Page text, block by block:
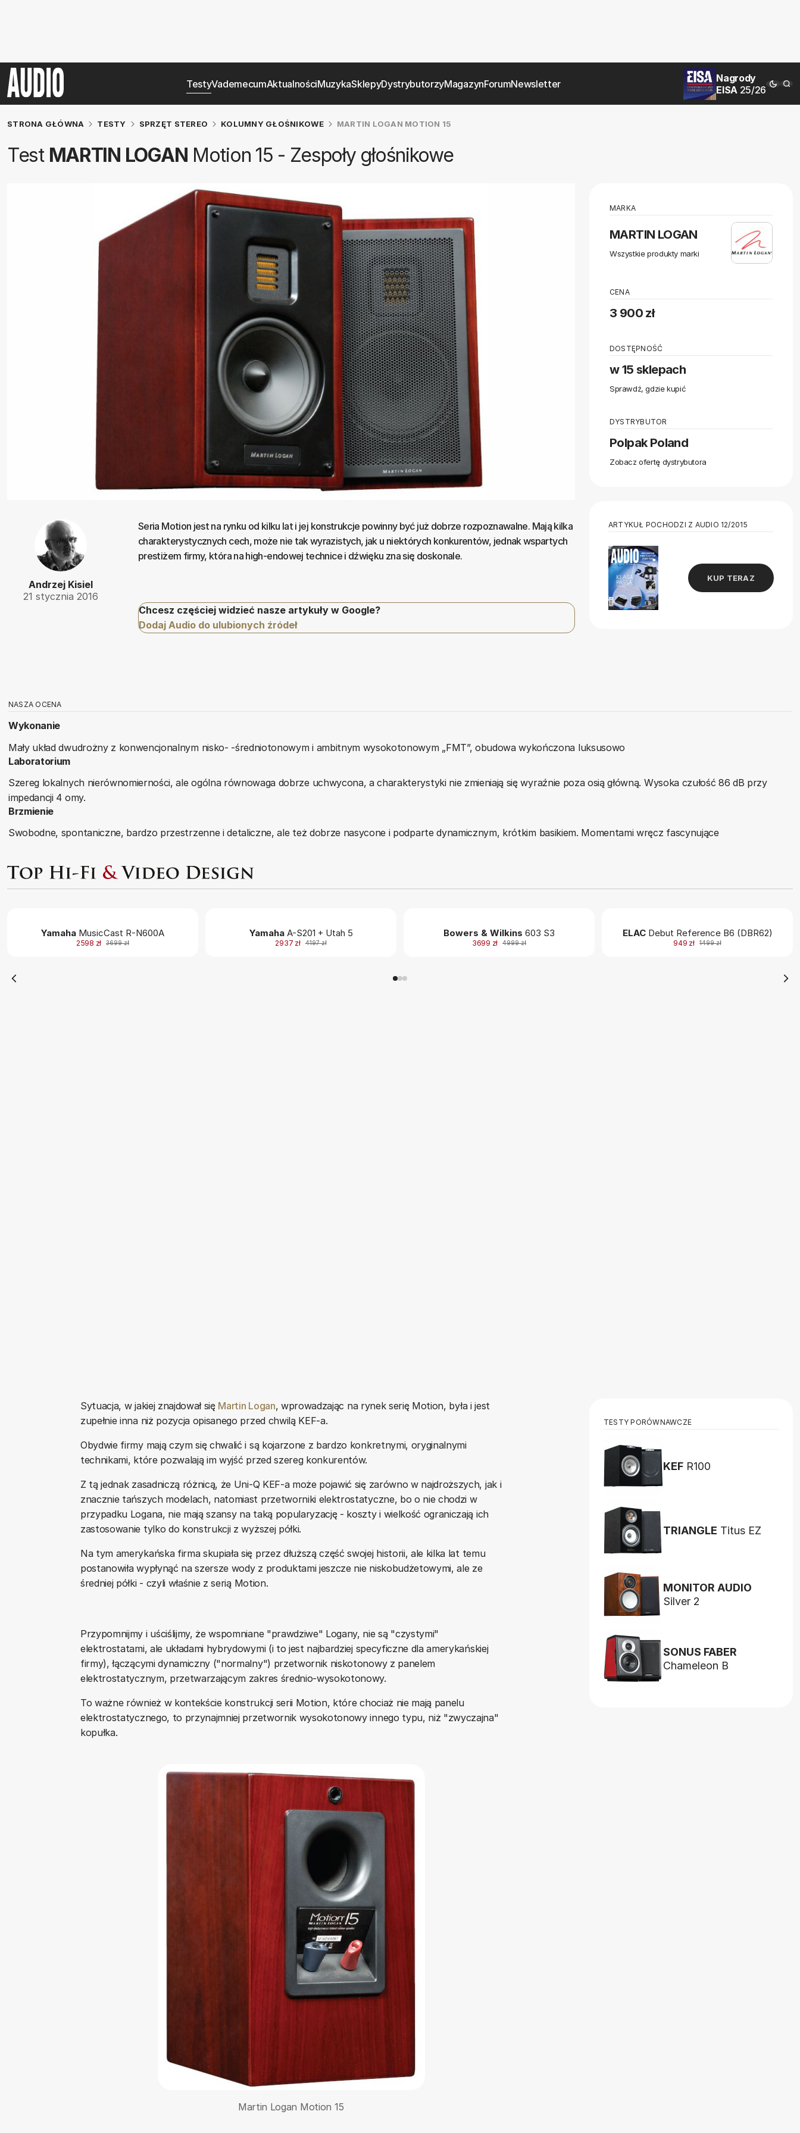
TestyVademecumAktualnościMuzykaSklepyDystrybutorzyMagazynForumNewsletter
Nagrody
EISA 25/26
STRONA GŁÓWNA TESTY SPRZĘT STEREO KOLUMNY GŁOŚNIKOWE MARTIN LOGAN MOTION 15
Test MARTIN LOGAN Motion 15 - Zespoły głośnikowe
Andrzej Kisiel
21 stycznia 2016
Seria Motion jest na rynku od kilku lat i jej konstrukcje powinny być już dobrze rozpoznawalne. Mają kilka
charakterystycznych cech, może nie tak wyrazistych, jak u niektórych konkurentów, jednak wspartych
prestiżem firmy, która na high-endowej technice i dźwięku zna się doskonale.
Chcesz częściej widzieć nasze artykuły w Google?
Dodaj Audio do ulubionych źródeł
MARKA
MARTIN LOGAN
Wszystkie produkty marki
CENA
3 900 zł
DOSTĘPNOŚĆ
w 15 sklepach
Sprawdź, gdzie kupić
DYSTRYBUTOR
Polpak Poland
Zobacz ofertę dystrybutora
ARTYKUŁ POCHODZI Z AUDIO 12/2015
KUP TERAZ
NASZA OCENA
Wykonanie
Mały układ dwudrożny z konwencjonalnym nisko- -średniotonowym i ambitnym wysokotonowym „FMT”, obudowa wykończona luksusowo
Laboratorium
Szereg lokalnych nierównomierności, ale ogólna równowaga dobrze uchwycona, a charakterystyki nie zmieniają się wyraźnie poza osią główną. Wysoka czułość 86 dB przy
impedancji 4 omy.
Brzmienie
Swobodne, spontaniczne, bardzo przestrzenne i detaliczne, ale też dobrze nasycone i podparte dynamicznym, krótkim basikiem. Momentami wręcz fascynujące
Yamaha MusicCast R-N600A
2598 zł 3699 zł
YamahaA-S201 + Utah 5
2937 zł 4197 zł
Bowers & Wilkins 603 S3
3699 zł 4999 zł
ELACDebut Reference B6 (DBR62)
949 zł 1499 zł
Sytuacja, w jakiej znajdował się Martin Logan, wprowadzając na rynek serię Motion, była i jest
zupełnie inna niż pozycja opisanego przed chwilą KEF-a.
Obydwie firmy mają czym się chwalić i są kojarzone z bardzo konkretnymi, oryginalnymi
technikami, które pozwalają im wyjść przed szereg konkurentów.
Z tą jednak zasadniczą różnicą, że Uni-Q KEF-a może pojawić się zarówno w najdroższych, jak i
znacznie tańszych modelach, natomiast przetworniki elektrostatyczne, bo o nie chodzi w
przypadku Logana, nie mają szansy na taką popularyzację - koszty i wielkość ograniczają ich
zastosowanie tylko do konstrukcji z wyższej półki.
Na tym amerykańska firma skupiała się przez dłuższą część swojej historii, ale kilka lat temu
postanowiła wypłynąć na szersze wody z produktami jeszcze nie niskobudżetowymi, ale ze
średniej półki - czyli właśnie z serią Motion.
Przypomnijmy i uściślijmy, że wspomniane "prawdziwe" Logany, nie są "czystymi"
elektrostatami, ale układami hybrydowymi (i to jest najbardziej specyficzne dla amerykańskiej
firmy), łączącymi dynamiczny ("normalny") przetwornik niskotonowy z panelem
elektrostatycznym, przetwarzającym zakres średnio-wysokotonowy.
To ważne również w kontekście konstrukcji serii Motion, które chociaż nie mają panelu
elektrostatycznego, to przynajmniej przetwornik wysokotonowy innego typu, niż "zwyczajna"
kopułka.
Martin Logan Motion 15
TESTY PORÓWNAWCZE
KEF R100
TRIANGLE Titus EZ
MONITOR AUDIO
Silver 2
SONUS FABER
Chameleon B